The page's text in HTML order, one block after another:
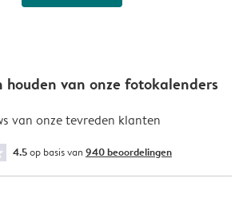
houden van onze fotokalenders
van onze tevreden klanten
4.5op basis van 940 beoordelingen